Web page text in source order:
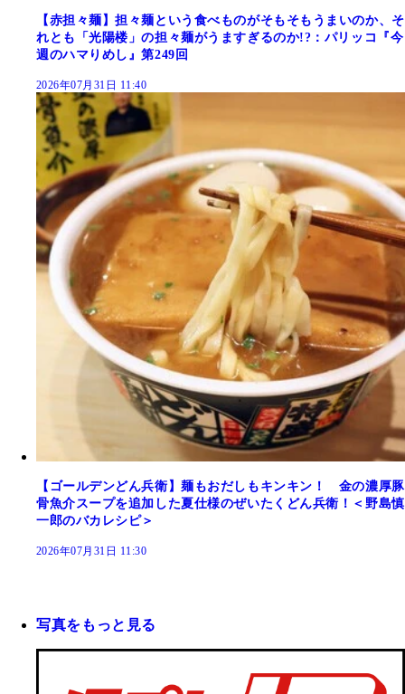
【赤担々麺】担々麺という食べものがそもそもうまいのか、そ
れとも「光陽楼」の担々麺がうますぎるのか!?：パリッコ『今
週のハマりめし』第249回
2026年07月31日 11:40
【ゴールデンどん兵衛】麺もおだしもキンキン！ 金の濃厚豚
骨魚介スープを追加した夏仕様のぜいたくどん兵衛！＜野島慎
一郎のバカレシピ＞
2026年07月31日 11:30
写真をもっと見る